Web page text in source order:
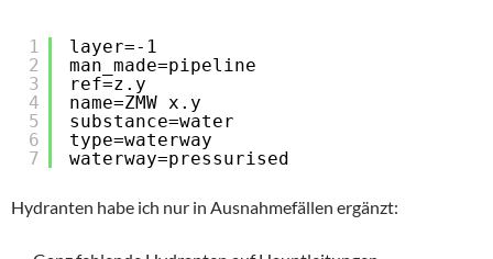
1
2
3
4
5
6
7
layer=-1
man_made=pipeline
ref=z.y
name=ZMW x.y
substance=water
type=waterway
waterway=pressurised
Hydranten habe ich nur in Ausnahmefällen ergänzt: